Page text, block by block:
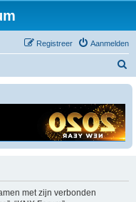
Aanmelden
Registreer
met zijn verbonden